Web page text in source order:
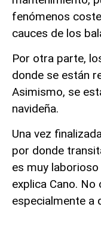
fenómenos
cauces de los
Por otra parte,
donde se están
Asimismo, se
navideña.
Una vez
por donde
es muy
explica Cano.
especialmente a